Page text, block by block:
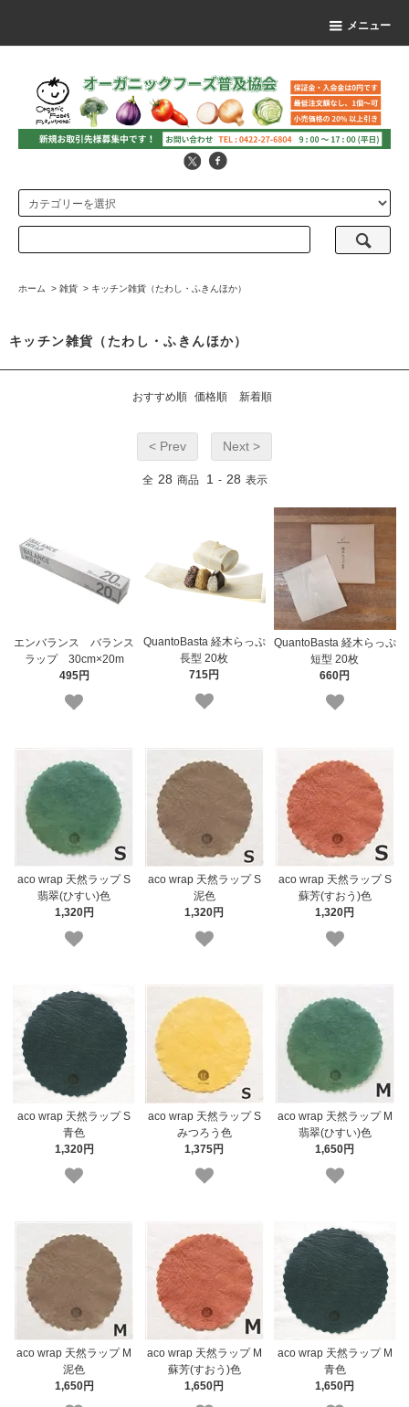
メニュー
ホーム > 雑貨 > キッチン雑貨（たわし・ふきんほか）
キッチン雑貨（たわし・ふきんほか）
おすすめ順 価格順 新着順
< Prev Next >
全 28 商品 1 - 28 表示
エンバランス バランス
ラップ 30cm×20m
495円
QuantoBasta 経木らっぷ
長型 20枚
715円
QuantoBasta 経木らっぷ
短型 20枚
660円
aco wrap 天然ラップ S
翡翠(ひすい)色
1,320円
aco wrap 天然ラップ S
泥色
1,320円
aco wrap 天然ラップ S
蘇芳(すおう)色
1,320円
aco wrap 天然ラップ S
青色
1,320円
aco wrap 天然ラップ S
みつろう色
1,375円
aco wrap 天然ラップ M
翡翠(ひすい)色
1,650円
aco wrap 天然ラップ M
泥色
1,650円
aco wrap 天然ラップ M
蘇芳(すおう)色
1,650円
aco wrap 天然ラップ M
青色
1,650円